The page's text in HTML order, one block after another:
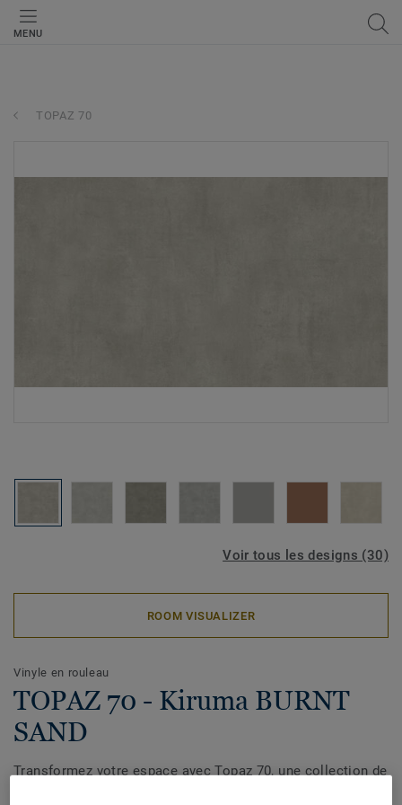
MENU
TOPAZ 70
Voir tous les designs (30)
ROOM VISUALIZER
Vinyle en rouleau
TOPAZ 70 - Kiruma BURNT
SAND
Transformez votre espace avec Topaz 70, une collection de